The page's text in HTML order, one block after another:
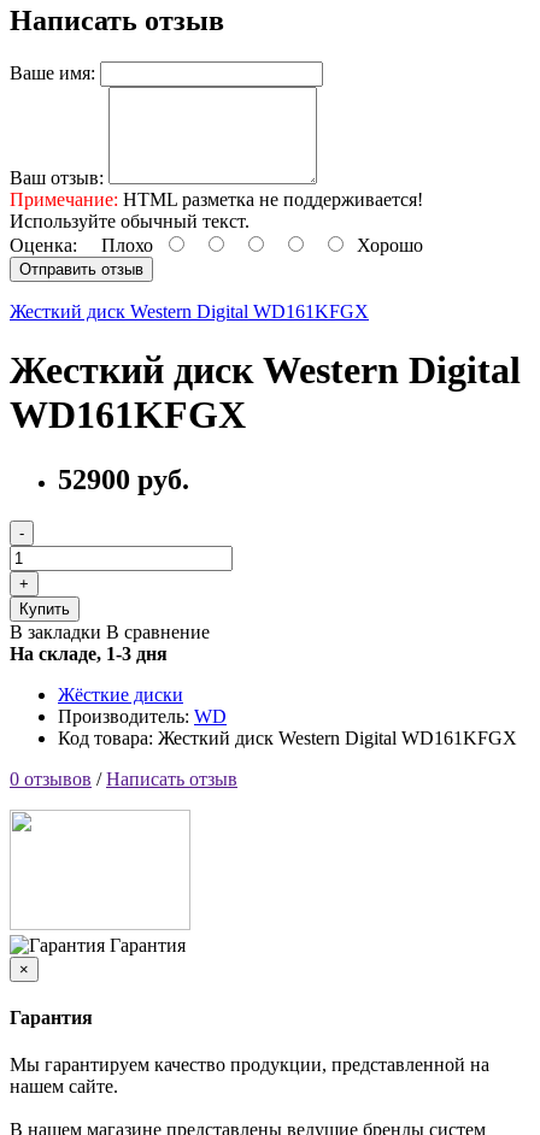
Написать отзыв
Ваше имя:
Ваш отзыв:
Примечание: HTML разметка не поддерживается!
Используйте обычный текст.
Оценка: Плохо Хорошо
Отправить отзыв
Жесткий диск Western Digital WD161KFGX
Жесткий диск Western Digital
WD161KFGX
52900 руб.
Купить
В закладки В сравнение
На складе, 1-3 дня
Жёсткие диски
Производитель: WD
Код товара: Жесткий диск Western Digital WD161KFGX
0 отзывов /Написать отзыв
Гарантия
×
Гарантия
Мы гарантируем качество продукции, представленной на
нашем сайте.
В нашем магазине представлены ведущие бренды систем